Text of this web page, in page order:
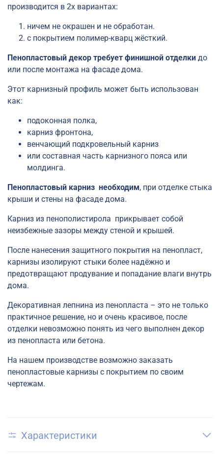
производится в 2х вариантах:
ничем не окрашен и не обработан.
с покрытием полимер-кварц жёсткий.
Пенопластовый декор требует финишной отделки до
или после монтажа на фасаде дома.
Этот карнизный профиль может быть использован
как:
подоконная полка,
карниз фронтона,
венчающий подкровельный карниз
или составная часть карнизного пояса или
молдинга.
Пенопластовый карниз необходим, при отделке стыка
крыши и стены на фасаде дома.
Карниз из пенополистирола прикрывает собой
неизбежные зазоры между стеной и крышей.
После нанесения защитного покрытия на пенопласт,
карнизы изолируют стыки более надёжно и
предотвращают продувание и попадание влаги внутрь
дома.
Декоративная лепнина из пенопласта – это не только
практичное решение, но и очень красивое, после
отделки невозможно понять из чего выполнен декор
из пенопласта или бетона.
На нашем производстве возможно заказать
пенопластовые карнизы с покрытием по своим
чертежам.
Характеристики